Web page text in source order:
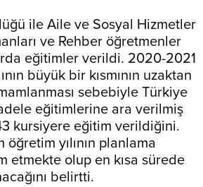
ile Aile ve Sosyal Hizmetler
ve Rehber öğretmenler
eğitimler verildi. 2020-2021
büyük bir kısmının uzaktan
sebebiyle Türkiye
eğitimlerine ara verilmiş
kursiyere eğitim verildiğini.
yılının planlama
etmekte olup en kısa sürede
belirtti.